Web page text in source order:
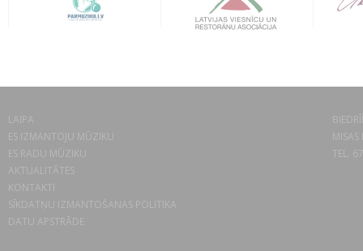
LAIPA
ES IZMANTOJU MŪZIKU
ES RADU MŪZIKU
AKTUALITĀTES
KONTAKTI
SĪKDATŅU IZMANTOŠANAS POLITIKA
DATU APSTRĀDE
TEL.